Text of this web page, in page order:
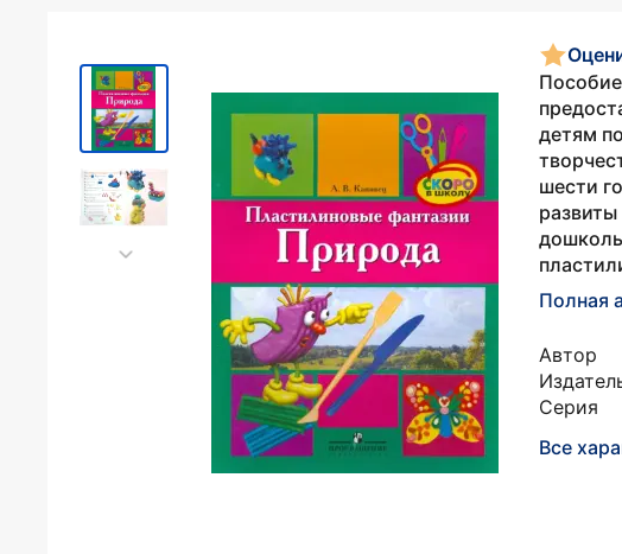
детям
шести
Полная
Автор
Серия
Все